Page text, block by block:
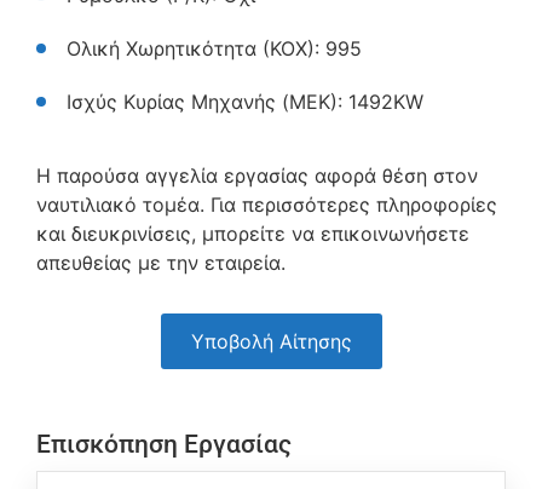
Ολική Χωρητικότητα (ΚΟΧ): 995
Ισχύς Κυρίας Μηχανής (MEK): 1492KW
Η παρούσα αγγελία εργασίας αφορά θέση στον
ναυτιλιακό τομέα. Για περισσότερες πληροφορίες
και διευκρινίσεις, μπορείτε να επικοινωνήσετε
απευθείας με την εταιρεία.
Υποβολή Αίτησης
Επισκόπηση Εργασίας